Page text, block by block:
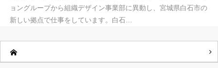
ョングループから組織デザイン事業部に異動し、宮城県白石市の
新しい拠点で仕事をしています。白石…